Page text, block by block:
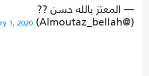
— المعتز بالله حسن ??
(@Almoutaz_bellah)
1, 2020